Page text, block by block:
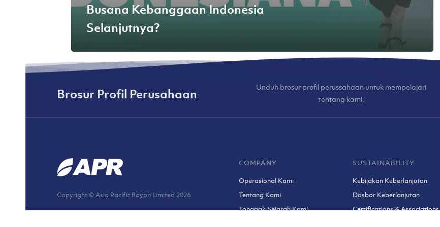
Busana Kebanggaan Indonesia
Selanjutnya?
Brosur Profil Perusahaan
Unduh brosur profil perussahaan untuk mempelajari
tentang kami.
Copyright © Asia Pacific Rayon Limited 2026
COMPANY
Operasional Kami
Tentang Kami
Tonggak Sejarah Kami
SUSTAINABILITY
Kebijakan Keberlanjutan
Dasbor Keberlanjutan
Certifications & Associations